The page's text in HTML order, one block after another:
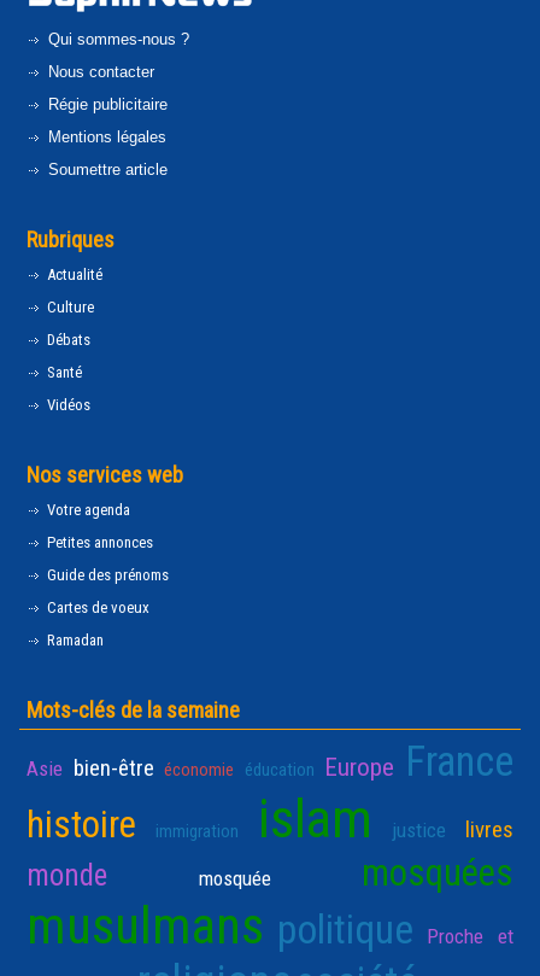
Qui sommes-nous ?
Nous contacter
Régie publicitaire
Mentions légales
Soumettre article
Rubriques
Actualité
Culture
Débats
Santé
Vidéos
Nos services web
Votre agenda
Petites annonces
Guide des prénoms
Cartes de voeux
Ramadan
Mots-clés de la semaine
Asie bien-être économie éducation Europe France
histoire immigration islam justice livres
monde mosquée mosquées
musulmans politique Proche et